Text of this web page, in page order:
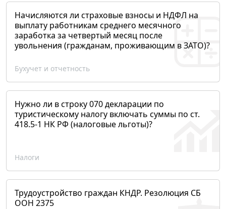
Начисляются ли страховые взносы и НДФЛ на
выплату работникам среднего месячного
заработка за четвертый месяц после
увольнения (гражданам, проживающим в ЗАТО)?
Бухучет и отчетность
Нужно ли в строку 070 декларации по
туристическому налогу включать суммы по ст.
418.5-1 НК РФ (налоговые льготы)?
Налоги
Трудоустройство граждан КНДР. Резолюция СБ
ООН 2375